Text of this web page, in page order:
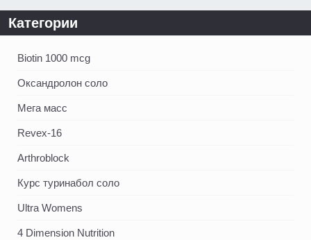
Категории
Biotin 1000 mcg
Оксандролон соло
Мега масс
Revex-16
Arthroblock
Курс туринабол соло
Ultra Womens
4 Dimension Nutrition